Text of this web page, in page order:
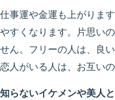
仕事運や金運も上がりま
やすくなります。片思い
せん。フリーの人は、良
恋人がいる人は、お互い
知らないイケメンや美人